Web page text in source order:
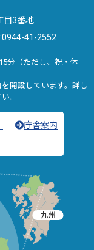
目3番地
41-2552
分（ただし、祝・休
開設しています。詳し
。
庁舎案内